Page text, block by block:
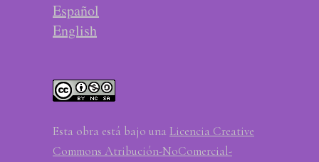
Español
English
Esta obra está bajo una Licencia Creative
Commons Atribución-NoComercial-